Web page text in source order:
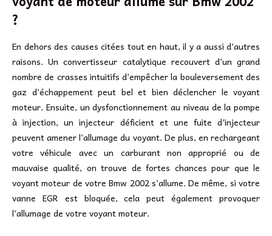
?
En dehors des causes citées tout en haut, il y a aussi d’autres
raisons. Un convertisseur catalytique recouvert d’un grand
nombre de crasses intuitifs d’empêcher la bouleversement des
gaz d’échappement peut bel et bien déclencher le voyant
moteur. Ensuite, un dysfonctionnement au niveau de la pompe
à injection, un injecteur déficient et une fuite d’injecteur
peuvent amener l’allumage du voyant. De plus, en rechargeant
votre véhicule avec un carburant non approprié ou de
mauvaise qualité, on trouve de fortes chances pour que le
voyant moteur de votre Bmw 2002 s’allume. De même, si votre
vanne EGR est bloquée, cela peut également provoquer
l’allumage de votre voyant moteur.